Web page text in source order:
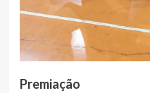
Premiação